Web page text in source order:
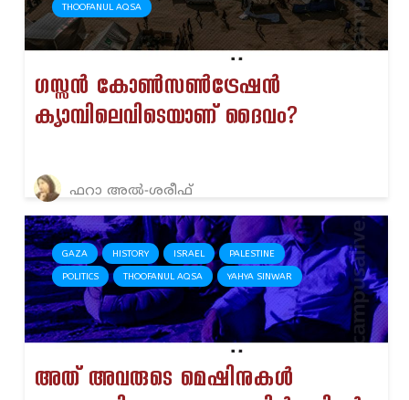
THOOFANUL AQSA
ഗസ്സൻ കോൺസൺട്രേഷൻ
ക്യാമ്പിലെവിടെയാണ് ദൈവം?
ഫറാ അല്‍-ശരീഫ്‌
GAZA HISTORY ISRAEL PALESTINE
POLITICS THOOFANUL AQSA YAHYA SINWAR
അത് അവരുടെ മെഷിനുകൾ